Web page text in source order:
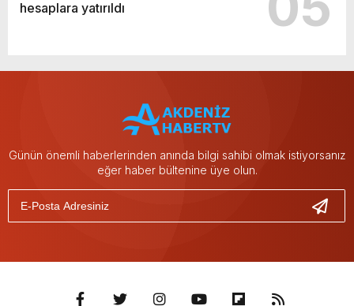
hesaplara yatırıldı
Günün önemli haberlerinden anında bilgi sahibi olmak istiyorsanız
eğer haber bültenine üye olun.